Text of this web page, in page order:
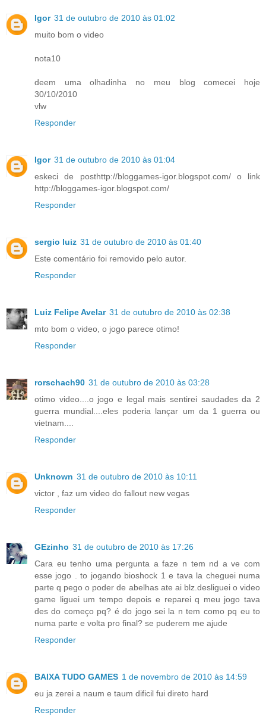
Igor 31 de outubro de 2010 às 01:02
muito bom o video
nota10
deem uma olhadinha no meu blog comecei hoje
30/10/2010
vlw
Responder
Igor 31 de outubro de 2010 às 01:04
eskeci de posthttp://bloggames-igor.blogspot.com/ o link
http://bloggames-igor.blogspot.com/
Responder
sergio luiz 31 de outubro de 2010 às 01:40
Este comentário foi removido pelo autor.
Responder
Luiz Felipe Avelar 31 de outubro de 2010 às 02:38
mto bom o video, o jogo parece otimo!
Responder
rorschach90 31 de outubro de 2010 às 03:28
otimo video....o jogo e legal mais sentirei saudades da 2
guerra mundial....eles poderia lançar um da 1 guerra ou
vietnam....
Responder
Unknown 31 de outubro de 2010 às 10:11
victor , faz um video do fallout new vegas
Responder
GEzinho 31 de outubro de 2010 às 17:26
Cara eu tenho uma pergunta a faze n tem nd a ve com
esse jogo . to jogando bioshock 1 e tava la cheguei numa
parte q pego o poder de abelhas ate ai blz.desliguei o video
game liguei um tempo depois e reparei q meu jogo tava
des do começo pq? é do jogo sei la n tem como pq eu to
numa parte e volta pro final? se puderem me ajude
Responder
BAIXA TUDO GAMES 1 de novembro de 2010 às 14:59
eu ja zerei a naum e taum dificil fui direto hard
Responder